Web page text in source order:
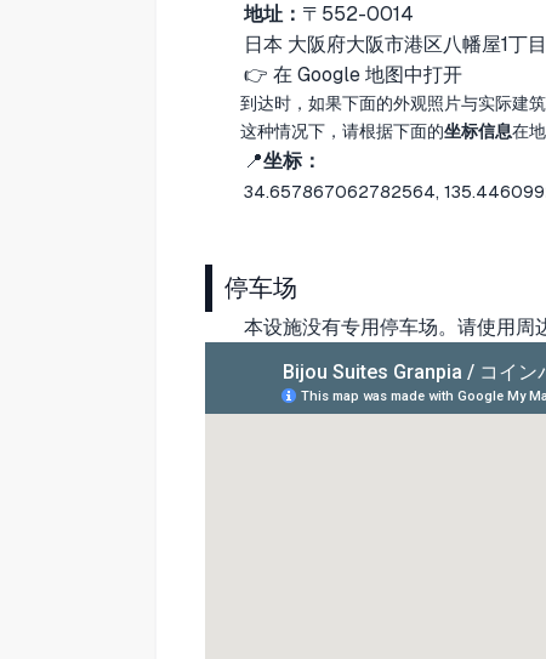
地址： 〒552-0014
日本 大阪府大阪市港区八幡屋1丁
👉 在 Google 地图中打开
到达时，如果下面的外观照片与实际建筑
这种情况下，请根据下面的坐标信息在
📍坐标：
34.657867062782564,
停车场
本设施没有专用停车场。请使用周